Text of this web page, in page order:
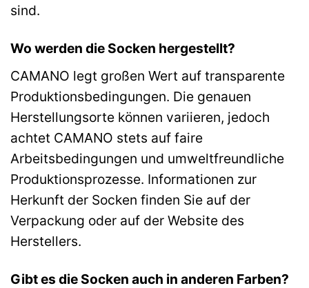
sind.
Wo werden die Socken hergestellt?
CAMANO legt großen Wert auf transparente
Produktionsbedingungen. Die genauen
Herstellungsorte können variieren, jedoch
achtet CAMANO stets auf faire
Arbeitsbedingungen und umweltfreundliche
Produktionsprozesse. Informationen zur
Herkunft der Socken finden Sie auf der
Verpackung oder auf der Website des
Herstellers.
Gibt es die Socken auch in anderen Farben?